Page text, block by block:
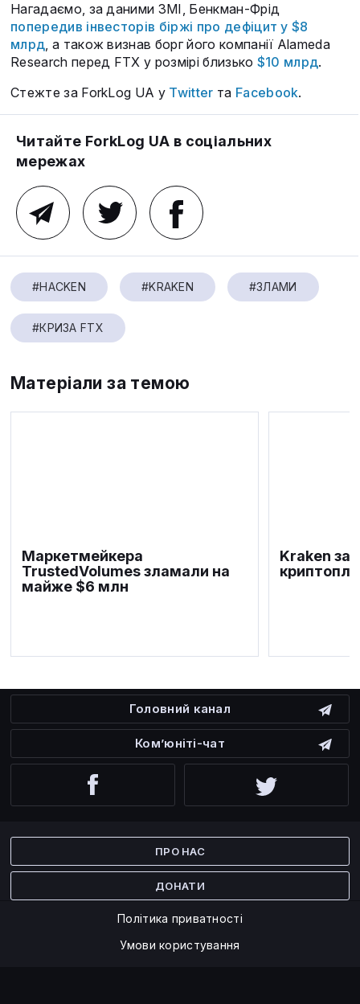
Нагадаємо, за даними ЗМІ, Бенкман-Фрід
попередив інвесторів біржі про дефіцит у $8
млрд, а також визнав борг його компанії Alameda
Research перед FTX у розмірі близько $10 млрд.
Стежте за ForkLog UA у Twitter та Facebook.
Читайте ForkLog UA в соціальних
мережах
#HACKEN #KRAKEN #ЗЛАМИ
#КРИЗА FTX
Матеріали за темою
Маркетмейкера
TrustedVolumes зламали на
майже $6 млн
Kraken
Головний канал
Ком’юніті-чат
ПРО НАС
ДОНАТИ
Політика приватності
Умови користування